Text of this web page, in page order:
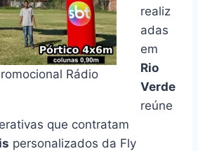
Rádio
realiz
adas
em
Rio
Verde
reúne
que contratam
personalizados da Fly